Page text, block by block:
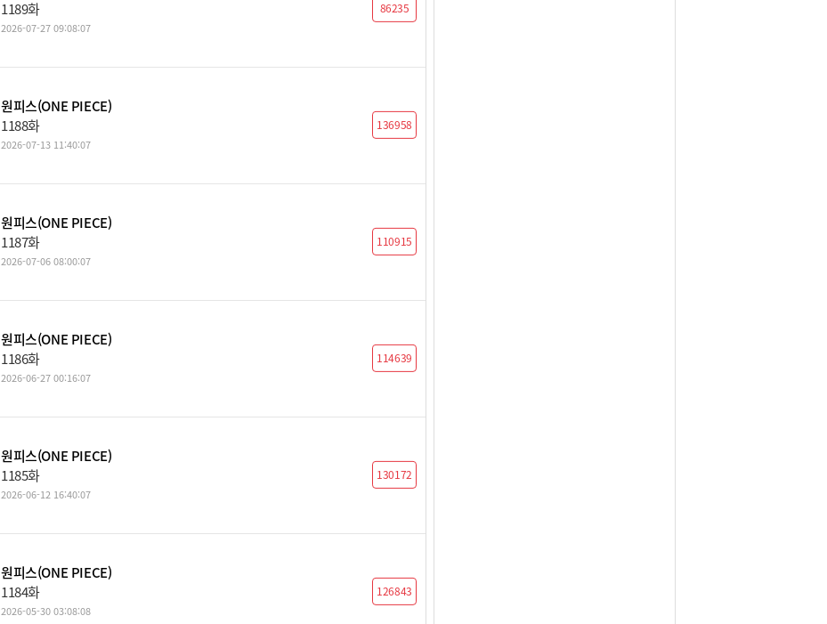
1189화
2026-07-27 09:08:07
86235
원피스(ONE PIECE)
1188화
2026-07-13 11:40:07
136958
원피스(ONE PIECE)
1187화
2026-07-06 08:00:07
110915
원피스(ONE PIECE)
1186화
2026-06-27 00:16:07
114639
원피스(ONE PIECE)
1185화
2026-06-12 16:40:07
130172
원피스(ONE PIECE)
1184화
2026-05-30 03:08:08
126843